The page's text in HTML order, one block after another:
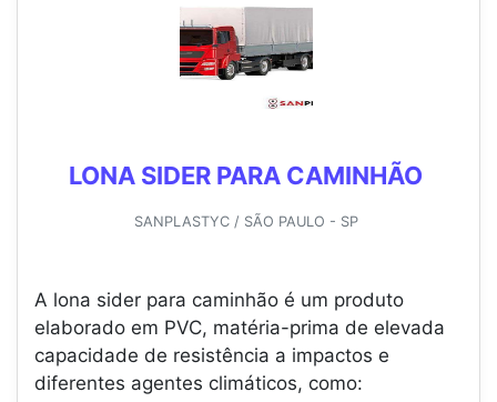
LONA SIDER PARA CAMINHÃO
SANPLASTYC / SÃO PAULO - SP
A lona sider para caminhão é um produto
elaborado em PVC, matéria-prima de elevada
capacidade de resistência a impactos e
diferentes agentes climáticos, como: